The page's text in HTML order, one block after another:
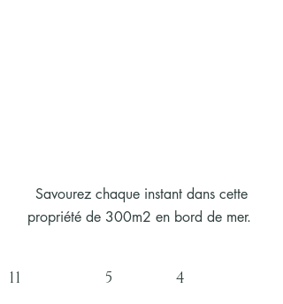
Savourez chaque instant dans cette
propriété de 300m2 en bord de mer.
11 5 4